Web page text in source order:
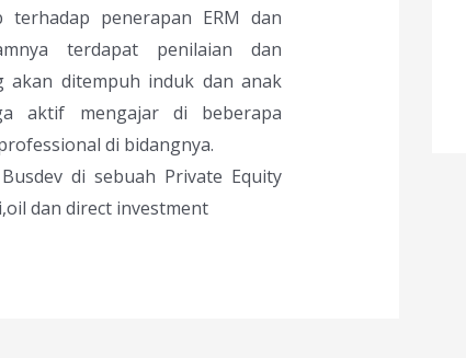
penerapan ERM dan
terdapat penilaian dan
akan ditempuh induk dan anak
aktif mengajar di beberapa
di bidangnya.
di sebuah Private Equity
dan direct investment